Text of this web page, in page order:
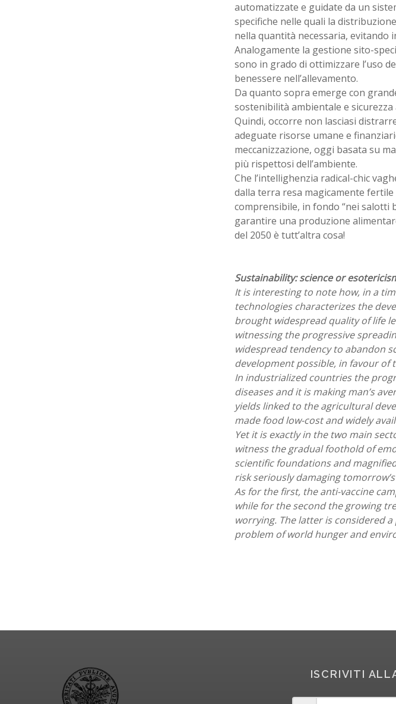
automatizzate e guidate da un
specifiche nelle quali la
nella quantità necessaria, evitando
Analogamente la gestione sito-
sono in grado di ottimizzare l’uso
benessere nell’allevamento.
Da quanto sopra emerge con
sostenibilità ambientale e
Quindi, occorre non lasciasi
adeguate risorse umane e
meccanizzazione, oggi basata su
più rispettosi dell’ambiente.
Che l’intellighenzia radical-chic
dalla terra resa magicamente
comprensibile, in fondo “nei salotti
garantire una produzione
del 2050 è tutt’altra cosa!
Sustainability: science or
It is interesting to note how, in a
technologies characterizes the
brought widespread quality of life
witnessing the progressive
widespread tendency to abandon
development possible, in favour of
In industrialized countries the
diseases and it is making man’s
yields linked to the agricultural
made food low-cost and widely
Yet it is exactly in the two main
witness the gradual foothold of
scientific foundations and
risk seriously damaging
As for the first, the anti-vaccine
while for the second the growing
worrying. The latter is considered
problem of world hunger and
ISCRIVITI